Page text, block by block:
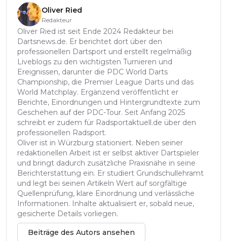
Oliver Ried
Redakteur
Oliver Ried ist seit Ende 2024 Redakteur bei
Dartsnews.de. Er berichtet dort über den
professionellen Dartsport und erstellt regelmäßig
Liveblogs zu den wichtigsten Turnieren und
Ereignissen, darunter die PDC World Darts
Championship, die Premier League Darts und das
World Matchplay. Ergänzend veröffentlicht er
Berichte, Einordnungen und Hintergrundtexte zum
Geschehen auf der PDC-Tour. Seit Anfang 2025
schreibt er zudem für Radsportaktuell.de über den
professionellen Radsport.
Oliver ist in Würzburg stationiert. Neben seiner
redaktionellen Arbeit ist er selbst aktiver Dartspieler
und bringt dadurch zusätzliche Praxisnähe in seine
Berichterstattung ein. Er studiert Grundschullehramt
und legt bei seinen Artikeln Wert auf sorgfältige
Quellenprüfung, klare Einordnung und verlässliche
Informationen. Inhalte aktualisiert er, sobald neue,
gesicherte Details vorliegen.
Beiträge des Autors ansehen